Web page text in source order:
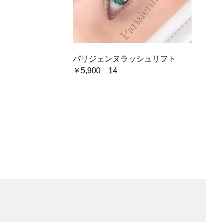
パリジェンヌラッシュリフト
￥5,900 14